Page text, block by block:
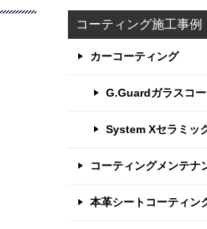
コーティング施工事例
カーコーティング
G.Guardガラスコ
System Xセラミッ
コーティングメンテナ
本革シートコーティン